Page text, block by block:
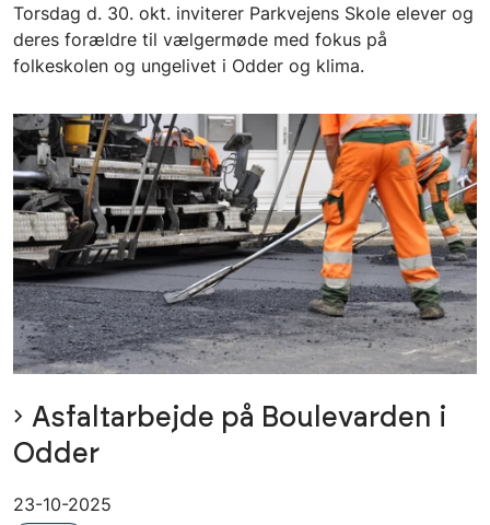
Torsdag d. 30. okt. inviterer Parkvejens Skole elever og
deres forældre til vælgermøde med fokus på
folkeskolen og ungelivet i Odder og klima.
Asfaltarbejde på Boulevarden i
Odder
23-10-2025